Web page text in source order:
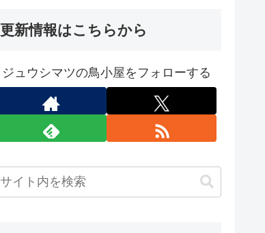
更新情報はこちらから
ジュウシマツの鳥小屋をフォローする